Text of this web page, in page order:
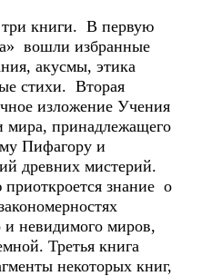
книги. В первую
вошли избранные
акусмы, этика
стихи. Вторая
изложение Учения
мира, принадлежащего
Пифагору и
древних мистерий.
знание о
и невидимого миров,
Третья книга
некоторых книг,